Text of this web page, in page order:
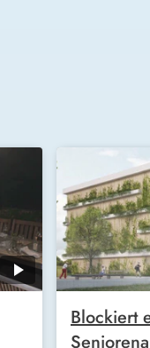
Blockiert